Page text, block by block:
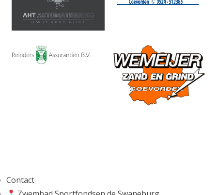
Contact